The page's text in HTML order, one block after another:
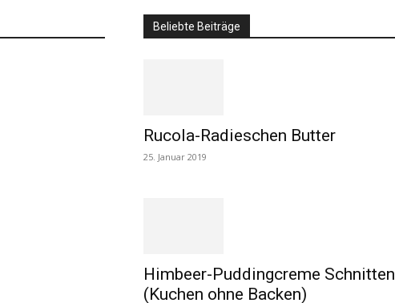
Beliebte Beiträge
Rucola-Radieschen Butter
25. Januar 2019
Himbeer-Puddingcreme Schnitten
(Kuchen ohne Backen)